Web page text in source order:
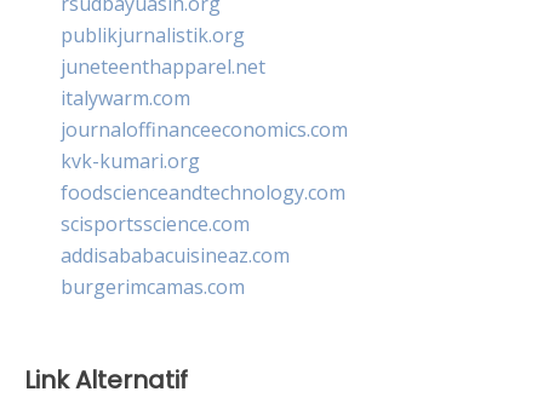
publikjurnalistik.org
juneteenthapparel.net
italywarm.com
journaloffinanceeconomics.com
kvk-kumari.org
foodscienceandtechnology.com
scisportsscience.com
addisababacuisineaz.com
burgerimcamas.com
Link Alternatif